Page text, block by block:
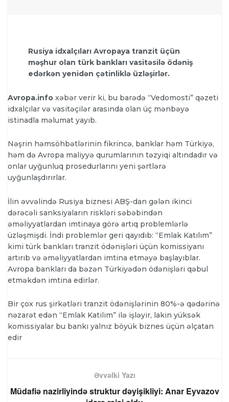
Rusiya idxalçıları Avropaya tranzit üçün
məşhur olan türk bankları vasitəsilə ödəniş
edərkən yenidən çətinliklə üzləşirlər.
Avropa.info xəbər verir ki, bu barədə “Vedomosti” qəzeti
idxalçılar və vasitəçilər arasında olan üç mənbəyə
istinadla məlumat yayıb.
Nəşrin həmsöhbətlərinin fikrincə, banklar həm Türkiyə,
həm də Avropa maliyyə qurumlarının təzyiqi altındadır və
onlar uyğunluq prosedurlarını yeni şərtlərə
uyğunlaşdırırlar.
İlin əvvəlində Rusiya biznesi ABŞ-dan gələn ikinci
dərəcəli sanksiyaların riskləri səbəbindən
əməliyyatlardan imtinaya görə artıq problemlərlə
üzləşmişdi. İndi problemlər geri qayıdıb: “Emlak Katılım”
kimi türk bankları tranzit ödənişləri üçün komissiyanı
artırıb və əməliyyatlardan imtina etməyə başlayıblar.
Avropa bankları da bəzən Türkiyədən ödənişləri qəbul
etməkdən imtina edirlər.
Bir çox rus şirkətləri tranzit ödənişlərinin 80%-ə qədərinə
nəzarət edən “Emlak Katilim” ilə işləyir, lakin yüksək
komissiyalar bu bankı yalnız böyük biznes üçün əlçatan
edir
Əvvəlki Yazı
Müdafiə nazirliyində struktur dəyişikliyi: Anar Eyvazov